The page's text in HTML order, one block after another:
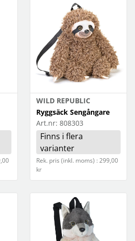
WILD REPUBLIC
Ryggsäck Sengångare
Art.nr: 808303
Finns i flera
varianter
Rek. pris (inkl. moms) : 299,00
kr